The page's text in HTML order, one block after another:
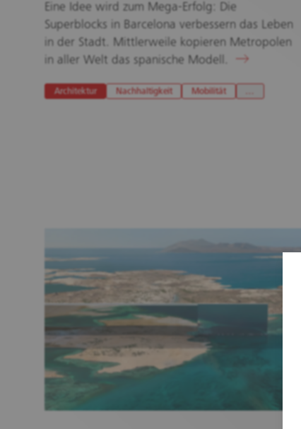
Eine Idee wird zum Mega-Erfolg: Die
Superblocks in Barcelona verbessern das Leben
in der Stadt. Mittlerweile kopieren Metropolen
in aller Welt das spanische Modell.
Architektur Nachhaltigkeit Mobilität